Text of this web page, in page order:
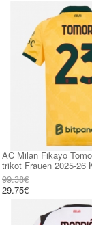
AC Milan Fikayo
trikot Frauen 2025-26
99.38€
29.75€